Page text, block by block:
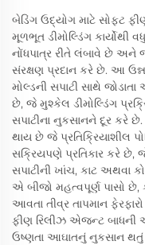
બેડિંગ ઉદ્યોગ માટે સોફ્ટ
મૂળભૂત ડીમોલ્ડિંગ કાર્યોથી
નોંધપાત્ર રીતે લંબાવે છે અને
સંરક્ષણ પ્રદાન કરે છે. આ
મોલ્ડની સપાટી સાથે
છે, જે મુશ્કેલ ડીમોલ્ડિંગ
સપાટીના નુકસાનને દૂર કરે
થાય છે જે પ્રતિક્રિયાશીલ
સક્રિયપણે પ્રતિકાર કરે છે,
સપાટીની ખાંચ, કાટ અથવા
એ બીજો મહત્વપૂર્ણ પાસો છે,
આવતા તીવ્ર તાપમાન
ફીણ રિલીઝ એજન્ટ બાધની
ઉષ્ણતા આઘાતનું નુકસાન થતું